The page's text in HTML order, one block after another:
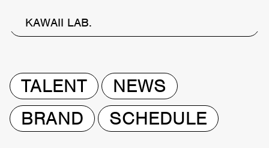
KAWAII LAB.
TALENT
NEWS
BRAND
SCHEDULE